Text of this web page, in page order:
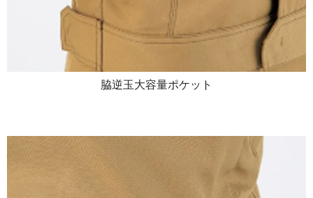
脇逆玉大容量ポケット